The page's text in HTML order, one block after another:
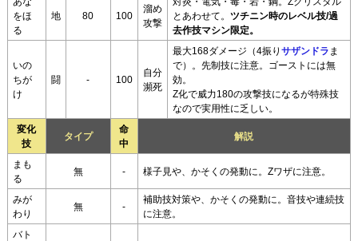
をほ
る
地 80 100
溜め
攻撃
とあわせて。 ツチニン時のレベル技/過
去作技マシン限定。
いの
ちが
け
闘 - 100
自分
瀕死
最大168ダメージ（4振り サザンドラ ま
で）。先制技に注意。ゴーストには無
効。
Z化で威力180の攻撃技になるが特殊技
なので実用性に乏しい。
変化
技
タイプ
命
中
解説
まも
る
無 - 様子見や、かそくの発動に。Zワザに注意。
みが
わり
無 -
補助技対策や、かそくの発動に。音技や連続技
に注意。
バト